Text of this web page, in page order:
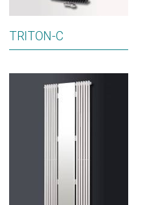
TRITON-C